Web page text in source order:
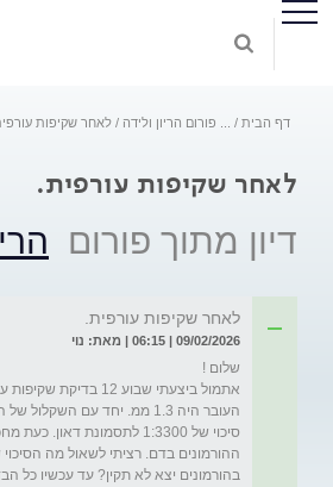
דף הבית פורום הריון ולידה לאחר שקיפות
לאחר שקיפות עורפית.
דיון מתוך פורום
לאחר שקיפות עורפית.
09/02/2026 | 06:15 | מאת: נוי
אתמול ביצעתי שבוע 12
סיכוי של 1:3300 לתסמונת
ההורמונים בדם. רציתי לשאול מה
בהורמונים יצא לא תקין? עד עכשיו כל